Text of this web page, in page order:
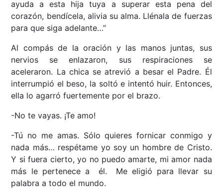
ayuda a esta hija tuya a superar esta pena del
corazón, bendícela, alivia su alma. Llénala de fuerzas
para que siga adelante…”
Al compás de la oración y las manos juntas, sus
nervios se enlazaron, sus respiraciones se
aceleraron. La chica se atrevió a besar el Padre. Él
interrumpió el beso, la soltó e intentó huir. Entonces,
ella lo agarró fuertemente por el brazo.
-No te vayas. ¡Te amo!
-Tú no me amas. Sólo quieres fornicar conmigo y
nada más… respétame yo soy un hombre de Cristo.
Y si fuera cierto, yo no puedo amarte, mi amor nada
más le pertenece a él. Me eligió para llevar su
palabra a todo el mundo.